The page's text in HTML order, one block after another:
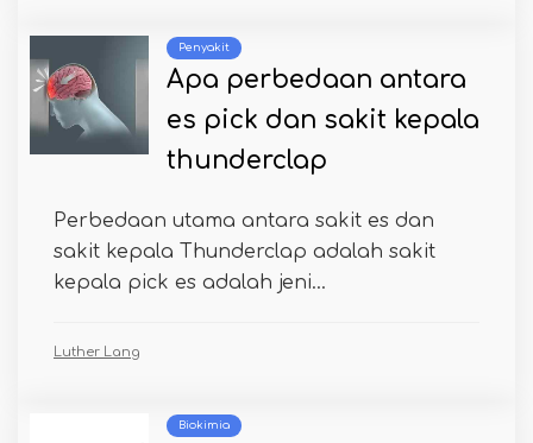
Penyakit
Apa perbedaan antara
es pick dan sakit kepala
thunderclap
Perbedaan utama antara sakit es dan
sakit kepala Thunderclap adalah sakit
kepala pick es adalah jeni...
Luther Lang
Biokimia